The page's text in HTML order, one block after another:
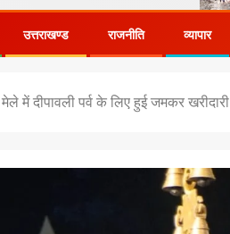
उत्तराखण्ड राजनीति व्यापार
में दीपावली पर्व के लिए हुई जमकर खरीदारी